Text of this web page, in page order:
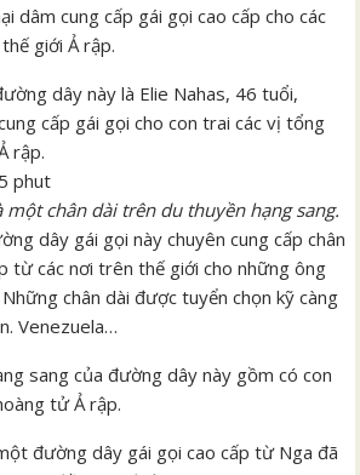
dâm cung cấp gái gọi cao cấp cho các
giới Ả rập.
dây này là Elie Nahas, 46 tuổi,
cấp gái gọi cho con trai các vị tổng
rập.
một chân dài trên du thuyền hạng sang.
dây gái gọi này chuyên cung cấp chân
từ các nơi trên thế giới cho những ông
chân dài được tuyển chọn kỹ càng
Venezuela…
sang của đường dây này gồm có con
tử Ả rập.
đường dây gái gọi cao cấp từ Nga đã